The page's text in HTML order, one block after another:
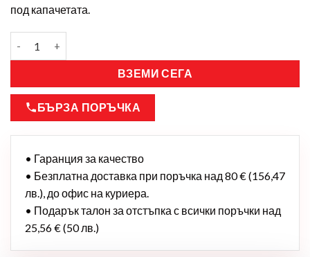
под капачетата.
ВЗЕМИ СЕГА
БЪРЗА ПОРЪЧКА
• Гаранция за качество
• Безплатна доставка при поръчка над 80 € (156,47
лв.), до офис на куриера.
• Подарък талон за отстъпка с всички поръчки над
25,56 € (50 лв.)